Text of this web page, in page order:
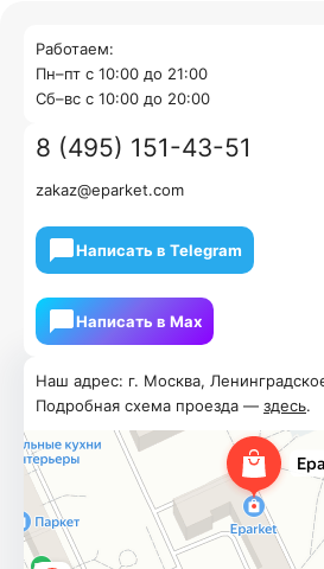
Наш адрес: г. Москва,
Подробная схема проезда — здесь.
Работаем:
Пн–пт с 10:00 до 21:00
Cб–вс с 10:00 до 20:00
8 (495) 151-43-51
zakaz@eparket.com
Написать в Telegram
Написать в Мах